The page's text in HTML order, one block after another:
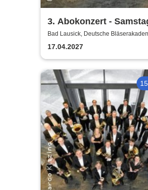
3. Abokonzert -
Sächsische
Bläserphilharmonie
Bad Lausick, Deutsche
Lausick
17.04.2027